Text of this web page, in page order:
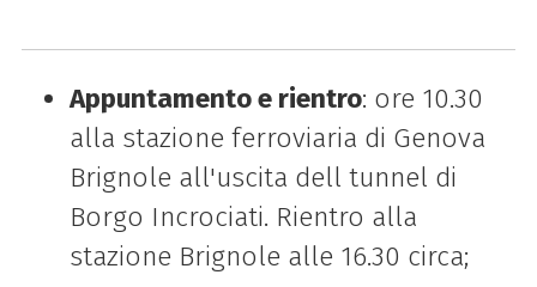
Appuntamento e rientro: ore 10.30
alla stazione ferroviaria di Genova
Brignole all'uscita dell tunnel di
Borgo Incrociati. Rientro alla
stazione Brignole alle 16.30 circa;